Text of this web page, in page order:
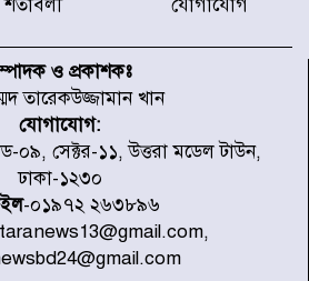
শঙ্কা
বগুড়া ও সিলেটে সড়ক দুর্ঘটনায় নিহত
১৫
জুলাইয়ে দেশজুড়ে ৪৫৮টি সড়ক
দুর্ঘটনায় ৪১৬ জন নিহত হয়েছেন
শর্তাবলী যোগাযোগ
ও প্রকাশকঃ
তারেকউজ্জামান খান
যোগাযোগ:
০৯, সেক্টর-১১, উত্তরা মডেল টাউন,
ঢাকা-১২৩০
-০১৯৭২ ২৬৩৮৯৬